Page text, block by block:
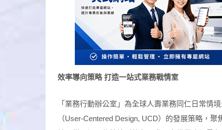
效率導向策略 打造一站式業務戰情室
「業務行動辦公室」為全球人壽業務同仁日常情
（User-Centered Design, UCD）的發展策略，